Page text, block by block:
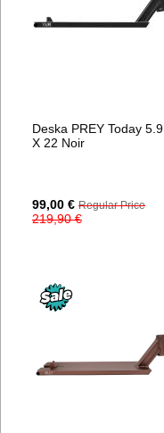
Deska PREY Today 5.9
X 22 Noir
Special
Price
99,00 € Regular Price
219,90 €